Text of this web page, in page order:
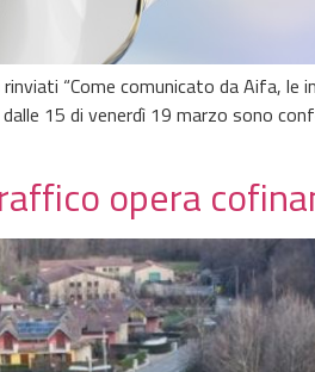
“Come comunicato da Aifa, le
15 di venerdì 19 marzo sono
opera